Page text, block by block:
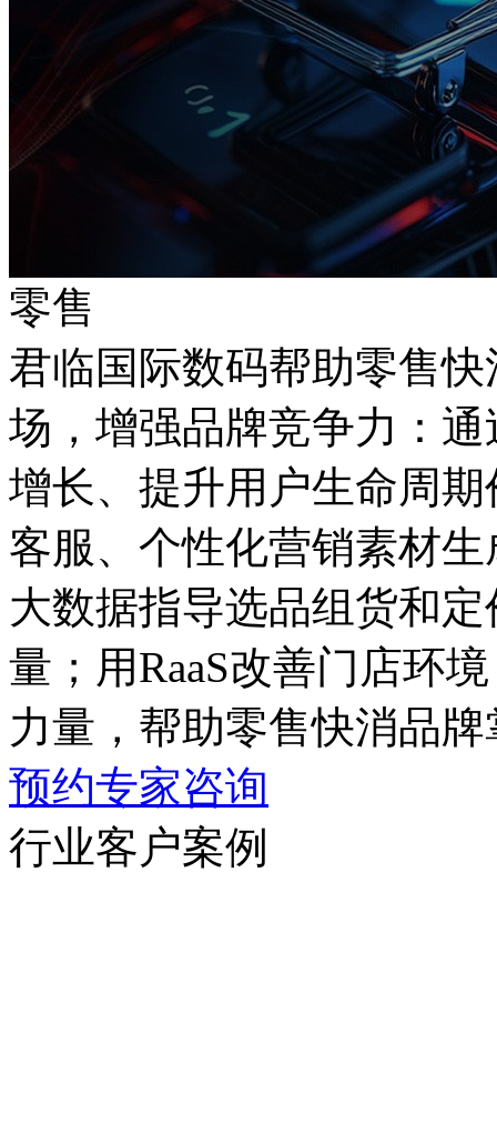
零售
君临国际数码帮助零售
场，增强品牌竞争力
增长、提升用户生命周
客服、个性化营销素材
大数据指导选品组货和定
量；用RaaS改善门店环境
力量，帮助零售快消品
预约专家咨询
行业客户案例